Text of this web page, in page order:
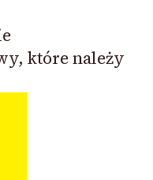
które należy